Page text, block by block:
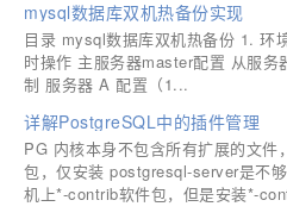
mysql数据库双机热备份实现
目录 mysql数据库双机热备份 1. 环
时操作 主服务器master配置 从服
制 服务器 A 配置（1...
详解PostgreSQL中的插件管理
PG 内核本身不包含所有扩展的文件
包，仅安装 postgresql-server是不
机上*-contrib软件包，但是安装*-